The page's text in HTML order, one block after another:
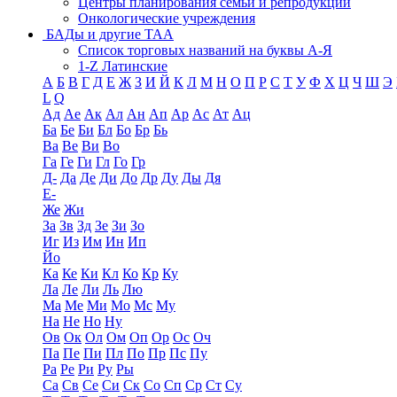
Онкологические учреждения
БАДы и другие ТАА
Список торговых названий на буквы А-Я
1-Z Латинские
А Б В Г Д Е Ж З И Й К Л М Н О П Р С Т У Ф Х Ц Ч Ш Э
L Q
Ад Ае Ак Ал Ан Ап Ар Ас Ат Ац
Ба Бе Би Бл Бо Бр Бь
Ва Ве Ви Во
Га Ге Ги Гл Го Гр
Д- Да Де Ди До Др Ду Ды Дя
Е-
Же Жи
За Зв Зд Зе Зи Зо
Иг Из Им Ин Ип
Йо
Ка Ке Ки Кл Ко Кр Ку
Ла Ле Ли Ль Лю
Ма Ме Ми Мо Мс Му
На Не Но Ну
Ов Ок Ол Ом Оп Ор Ос Оч
Па Пе Пи Пл По Пр Пс Пу
Ра Ре Ри Ру Ры
Са Св Се Си Ск Со Сп Ср Ст Су